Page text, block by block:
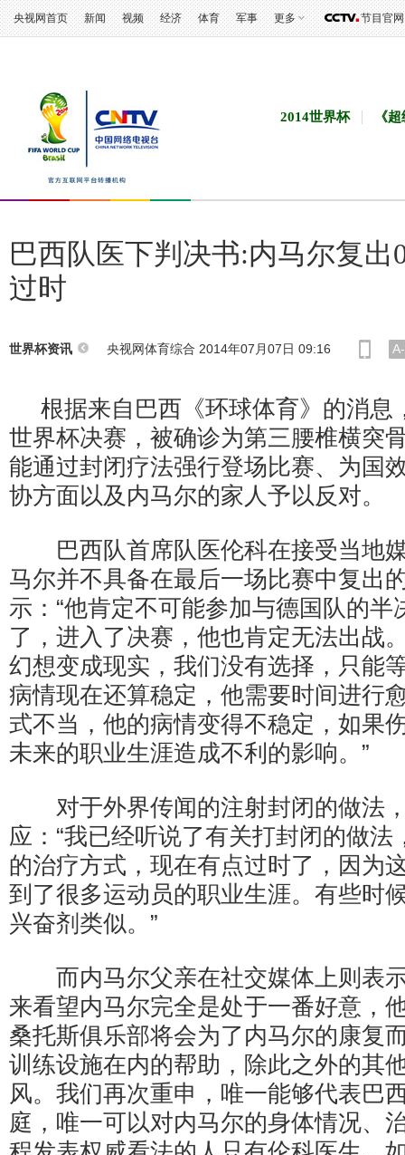
央视网首页 新闻 视频 经济 体育 军事 更多 节目官网
2014世界杯 《
巴西队医下判决书:内马尔复出
过时
世界杯资讯 央视网体育综合 2014年07月07日 09:16 A-
根据来自巴西《环球体育》的消息
世界杯决赛，被确诊为第三腰椎横突
能通过封闭疗法强行登场比赛、为国
协方面以及内马尔的家人予以反对。
巴西队首席队医伦科在接受当地
马尔并不具备在最后一场比赛中复出
示：“他肯定不可能参加与德国队的半
了，进入了决赛，他也肯定无法出战
幻想变成现实，我们没有选择，只能
病情现在还算稳定，他需要时间进行
式不当，他的病情变得不稳定，如果
未来的职业生涯造成不利的影响。”
对于外界传闻的注射封闭的做法
应：“我已经听说了有关打封闭的做
的治疗方式，现在有点过时了，因为
到了很多运动员的职业生涯。有些时
兴奋剂类似。”
而内马尔父亲在社交媒体上则表示
来看望内马尔完全是处于一番好意，
桑托斯俱乐部将会为了内马尔的康复
训练设施在内的帮助，除此之外的其
风。我们再次重申，唯一能够代表巴
庭，唯一可以对内马尔的身体情况、